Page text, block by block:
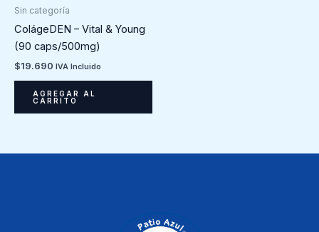
Sin categoría
ColágeDEN – Vital & Young
(90 caps/500mg)
$19.690 IVA Incluido
AGREGAR AL
CARRITO